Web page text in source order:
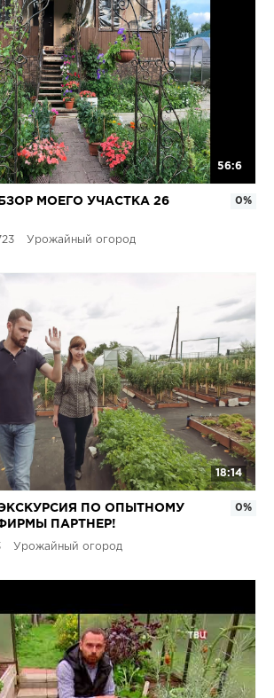
56:6
МОЕГО УЧАСТКА 26
Урожайный огород
0%
18:14
ПО ОПЫТНОМУ
ПАРТНЕР!
Урожайный огород
0%